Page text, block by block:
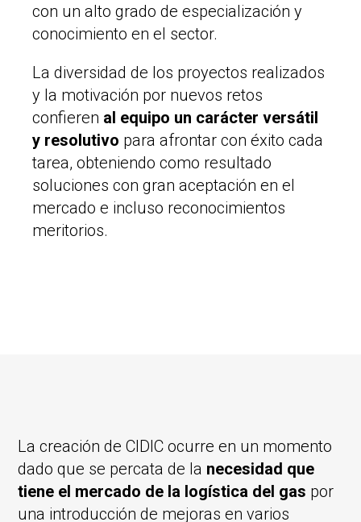
con un alto grado de especialización y
conocimiento en el sector.
La diversidad de los proyectos realizados
y la motivación por nuevos retos
confieren al equipo un carácter versátil
y resolutivo para afrontar con éxito cada
tarea, obteniendo como resultado
soluciones con gran aceptación en el
mercado e incluso reconocimientos
meritorios.
La creación de CIDIC ocurre en un momento
dado que se percata de la necesidad que
tiene el mercado de la logística del gas por
una introducción de mejoras en varios